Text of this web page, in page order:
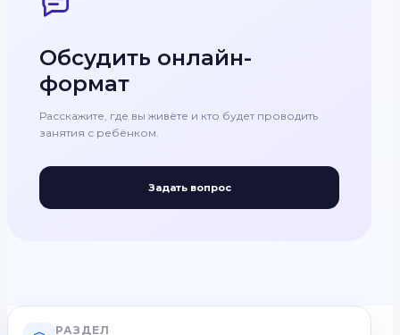
Обсудить онлайн-
формат
Расскажите, где вы живёте и кто будет проводить
занятия с ребёнком.
Задать вопрос
РАЗДЕЛ